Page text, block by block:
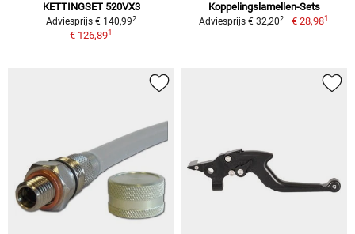
KETTINGSET 520VX3
Adviesprijs € 140,992
€ 126,891
Koppelingslamellen-Sets
Adviesprijs € 32,202 € 28,981